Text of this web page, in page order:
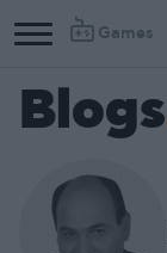
Games
Blogs